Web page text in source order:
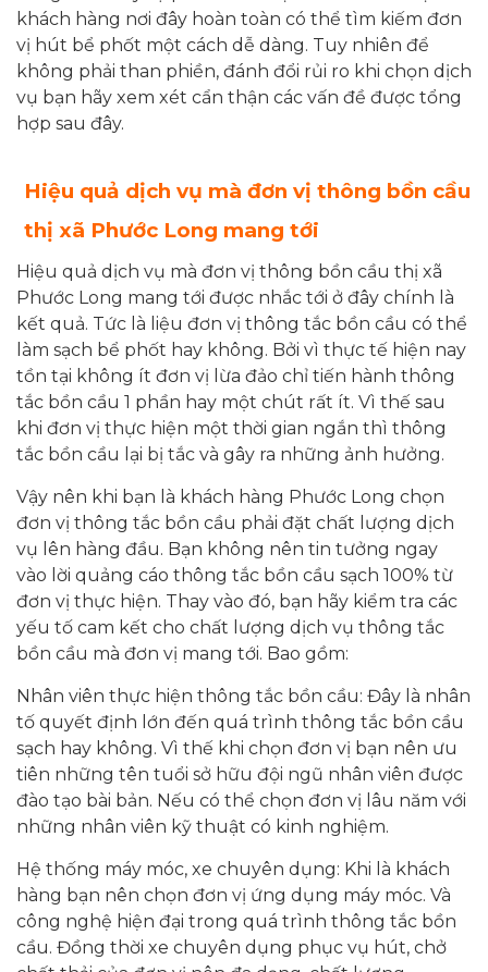
khách hàng nơi đây hoàn toàn có thể tìm kiếm đơn
vị hút bể phốt một cách dễ dàng. Tuy nhiên để
không phải than phiền, đánh đổi rủi ro khi chọn dịch
vụ bạn hãy xem xét cẩn thận các vấn đề được tổng
hợp sau đây.
Hiệu quả dịch vụ mà đơn vị thông bồn cầu
thị xã Phước Long mang tới
Hiệu quả dịch vụ mà đơn vị thông bồn cầu thị xã
Phước Long mang tới được nhắc tới ở đây chính là
kết quả. Tức là liệu đơn vị thông tắc bồn cầu có thể
làm sạch bể phốt hay không. Bởi vì thực tế hiện nay
tồn tại không ít đơn vị lừa đảo chỉ tiến hành thông
tắc bồn cầu 1 phần hay một chút rất ít. Vì thế sau
khi đơn vị thực hiện một thời gian ngắn thì thông
tắc bồn cầu lại bị tắc và gây ra những ảnh hưởng.
Vậy nên khi bạn là khách hàng Phước Long chọn
đơn vị thông tắc bồn cầu phải đặt chất lượng dịch
vụ lên hàng đầu. Bạn không nên tin tưởng ngay
vào lời quảng cáo thông tắc bồn cầu sạch 100% từ
đơn vị thực hiện. Thay vào đó, bạn hãy kiểm tra các
yếu tố cam kết cho chất lượng dịch vụ thông tắc
bồn cầu mà đơn vị mang tới. Bao gồm:
Nhân viên thực hiện thông tắc bồn cầu: Đây là nhân
tố quyết định lớn đến quá trình thông tắc bồn cầu
sạch hay không. Vì thế khi chọn đơn vị bạn nên ưu
tiên những tên tuổi sở hữu đội ngũ nhân viên được
đào tạo bài bản. Nếu có thể chọn đơn vị lâu năm với
những nhân viên kỹ thuật có kinh nghiệm.
Hệ thống máy móc, xe chuyên dụng: Khi là khách
hàng bạn nên chọn đơn vị ứng dụng máy móc. Và
công nghệ hiện đại trong quá trình thông tắc bồn
cầu. Đồng thời xe chuyên dụng phục vụ hút, chở